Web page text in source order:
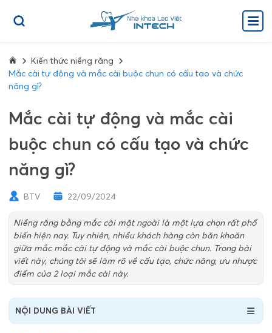
Kiến thức niềng răng
Mắc cài tự động và mắc cài buộc chun có cấu tạo và chức
năng gì?
Mắc cài tự động và mắc cài
buộc chun có cấu tạo và chức
năng gì?
BTV 22/09/2024
Niềng răng bằng mắc cài mặt ngoài là một lựa chọn rất phổ
biến hiện nay. Tuy nhiên, nhiều khách hàng còn băn khoăn
giữa mắc mắc cài tự động và mắc cài buộc chun. Trong bài
viết này, chúng tôi sẽ làm rõ về cấu tạo, chức năng, ưu nhược
điểm của 2 loại mắc cài này.
NỘI DUNG BÀI VIẾT